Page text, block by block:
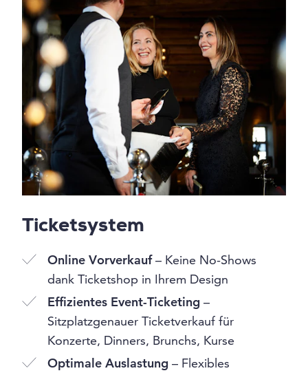
Ticketsystem
Online Vorverkauf– Keine No-Shows
dank Ticketshop in Ihrem Design
Effizientes Event-Ticketing –
Sitzplatzgenauer Ticketverkauf für
Konzerte, Dinners, Brunchs, Kurse
Optimale Auslastung – Flexibles